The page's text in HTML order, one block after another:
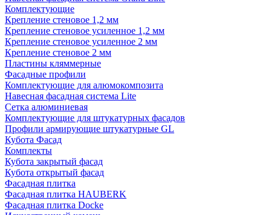
Комплектующие
Крепление стеновое 1,2 мм
Крепление стеновое усиленное 1,2 мм
Крепление стеновое усиленное 2 мм
Крепление стеновое 2 мм
Пластины кляммерные
Фасадные профили
Комплектующие для алюмокомпозита
Навесная фасадная система Lite
Сетка алюминиевая
Комплектующие для штукатурных фасадов
Профили армирующие штукатурные GL
Кубота Фасад
Комплекты
Кубота закрытый фасад
Кубота открытый фасад
Фасадная плитка
Фасадная плитка HAUBERK
Фасадная плитка Docke